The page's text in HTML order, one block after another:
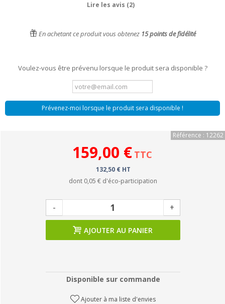
Lire les avis (2)
En achetant ce produit vous obtenez 15points de fidélité
Voulez-vous être prévenu lorsque le produit sera disponible ?
Prévenez-moi lorsque le produit sera disponible !
Référence : 12262
159,00 € TTC
132,50 € HT
dont 0,05 € d'éco-participation
- +
AJOUTER AU PANIER
Disponible sur commande
Ajouter à ma liste d'envies